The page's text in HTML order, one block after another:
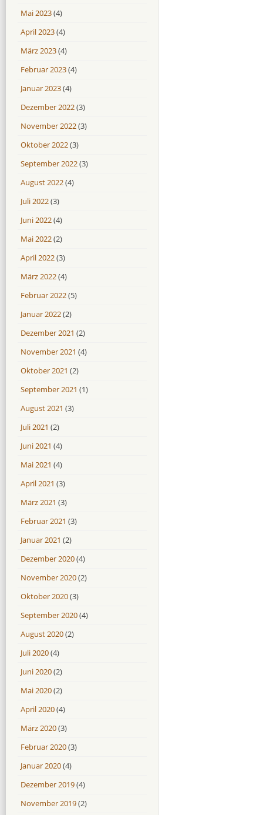
Mai 2023(4)
April 2023(4)
März 2023(4)
Februar 2023(4)
Januar 2023(4)
Dezember 2022(3)
November 2022(3)
Oktober 2022(3)
September 2022(3)
August 2022(4)
Juli 2022(3)
Juni 2022(4)
Mai 2022(2)
April 2022(3)
März 2022(4)
Februar 2022(5)
Januar 2022(2)
Dezember 2021 (2)
November 2021 (4)
Oktober 2021 (2)
September 2021 (1)
August 2021 (3)
Juli 2021 (2)
Juni 2021 (4)
Mai 2021 (4)
April 2021 (3)
März 2021 (3)
Februar 2021 (3)
Januar 2021 (2)
Dezember 2020(4)
November 2020(2)
Oktober 2020(3)
September 2020(4)
August 2020(2)
Juli 2020(4)
Juni 2020(2)
Mai 2020(2)
April 2020(4)
März 2020(3)
Februar 2020(3)
Januar 2020(4)
Dezember 2019(4)
November 2019(2)